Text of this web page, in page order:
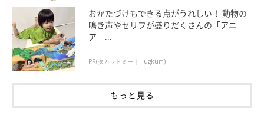
おかたづけもできる点がうれしい！ 動物の
鳴き声やセリフが盛りだくさんの「アニ
ア ...
PR(タカラトミー｜Hugkum)
もっと見る